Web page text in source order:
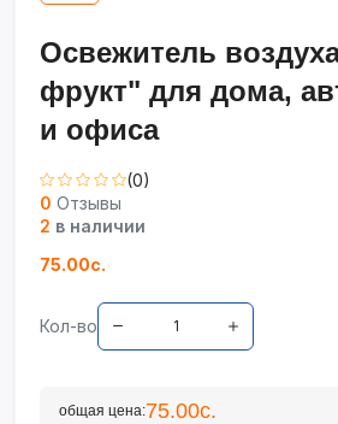
Освежитель
фрукт" для дома,
и офиса
(0)
0 Отзывы
2 в наличии
75.00с.
Кол-во
общая цена:75.00с.